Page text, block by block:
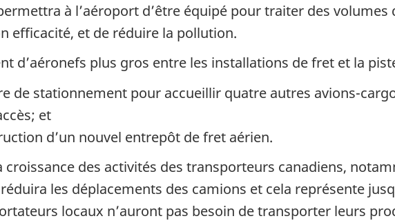
à l’aéroport d’être équipé pour traiter des volumes
efficacité, et de réduire la pollution.
d’aéronefs plus gros entre les installations de fret et la
de stationnement pour accueillir quatre autres avions-
et
d’un nouvel entrepôt de fret aérien.
des activités des transporteurs canadiens,
les déplacements des camions et cela représente
locaux n’auront pas besoin de transporter leurs